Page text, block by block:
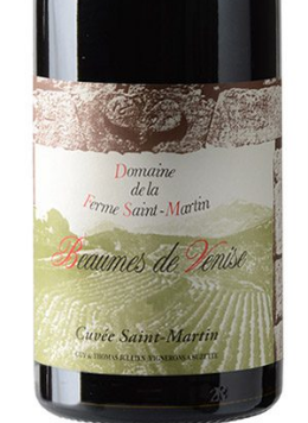
Ik heb interesse